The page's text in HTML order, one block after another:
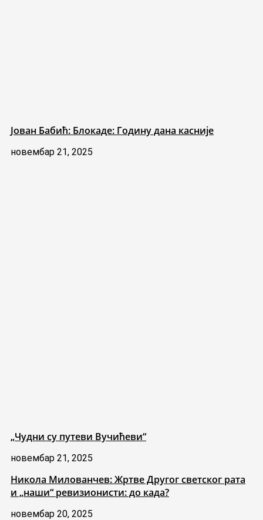
Јован Бабић: Блокаде: Годину дана касније
новембар 21, 2025
„Чудни су путеви Вучићеви“
новембар 21, 2025
Никола Милованчев: Жртве Другог светског рата
и „наши“ ревизионисти: до када?
новембар 20, 2025